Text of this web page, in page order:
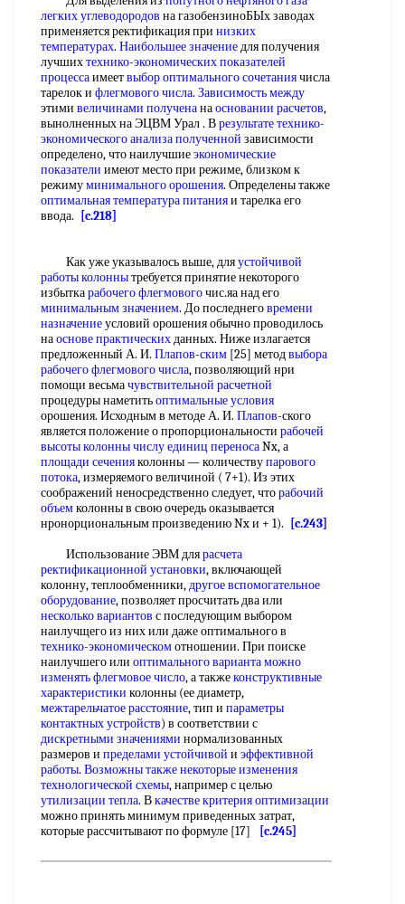
легких углеводородов на газобензиноБЫх заводах
применяется ректификация при низких
температурах. Наибольшее значениедля получения
лучшихтехнико-экономических показателей
процессаимеетвыбор оптимального сочетаниячисла
тарелок и флегмового числа. Зависимость между
этими величинами полученанаосновании расчетов,
вынолненных на ЭЦВМ Урал . Врезультате технико-
экономическогоанализа полученной зависимости
определено, что наилучшиеэкономические
показатели имеют место при режиме, близком к
режимуминимального орошения. Определены также
оптимальная температура питанияи тарелка его
ввода.
[c.218]
Как уже указывалось выше, дляустойчивой
работы колоннытребуется принятие некоторого
избыткарабочего флегмовогочис.яа над его
минимальным значением. До последнеговремени
назначениеусловий орошения обычно проводилось
наоснове практическихданных. Ниже излагается
предложенный А. И. Плапов-ским [25] методвыбора
рабочего флегмового числа, позволяющий нри
помощи весьмачувствительной расчетной
процедуры наметитьоптимальные условия
орошения. Исходным в методе А. И. Плапов-ского
является положение о пропорциональности рабочей
высотыколонны числу единиц переносаNx, а
площади сеченияколонны — количествупарового
потока, измеряемого величиной ( 7+1). Из этих
соображений неносредственно следует, чторабочий
объемколонны в свою очередь оказывается
нронорциональным произведению Nx и + 1).
[c.243]
Использование ЭВМ длярасчета
ректификационной установки, включающей
колонну, теплообменники,другое вспомогательное
оборудование, позволяет просчитать два или
несколько вариантов с последующим выбором
наилучщего из них или даже оптимального в
технико-экономическомотношении. При поиске
наилучшего или оптимального вариантаможно
изменятьфлегмовое число, а такжеконструктивные
характеристики колонны (ее диаметр,
межтарельчатое расстояние, тип и параметры
контактных устройств) в соответствии с
дискретными значениями нормализованных
размеров и пределами устойчивой и эффективной
работы. Возможны такженекоторые изменения
технологической схемы, например с целью
утилизации тепла. Вкачестве критерия оптимизации
можно принять минимум приведенных затрат,
которые рассчитывают по формуле [17]
[c.245]